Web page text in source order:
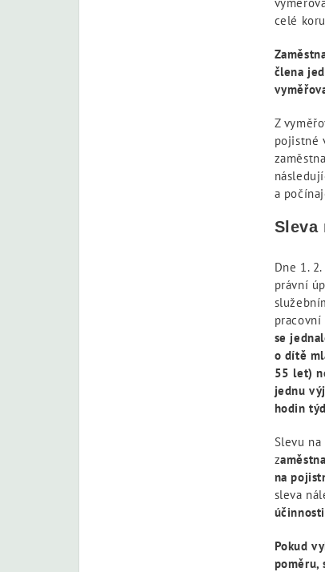
celé
člena
Z
pojistné
a
Sleva
Dne 1.
právní
pracovní
se
o dítě
55 let)
jednu
hodin
Slevu
z
na
sleva
Pokud
poměru,